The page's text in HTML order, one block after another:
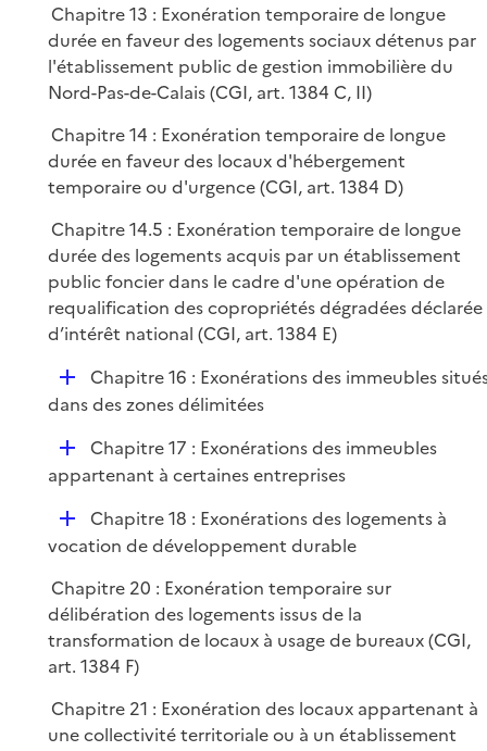
Chapitre 13 : Exonération temporaire de longue
durée en faveur des logements sociaux détenus par
l'établissement public de gestion immobilière du
Nord-Pas-de-Calais (CGI, art. 1384 C, II)
Chapitre 14 : Exonération temporaire de longue
durée en faveur des locaux d'hébergement
temporaire ou d'urgence (CGI, art. 1384 D)
Chapitre 14.5 : Exonération temporaire de longue
durée des logements acquis par un établissement
public foncier dans le cadre d'une opération de
requalification des copropriétés dégradées déclarée
d’intérêt national (CGI, art. 1384 E)
D
é
i
Chapitre 16 : Exonérations des immeubles
dans des zones délimitées
D
é
i
r
Chapitre 17 : Exonérations des immeubles
appartenant à certaines entreprises
D
é
l
i
e
r
Chapitre 18 : Exonérations des logements à
vocation de développement durable
Chapitre 20 : Exonération temporaire sur
délibération des logements issus de la
transformation de locaux à usage de bureaux (CGI,
art. 1384 F)
Chapitre 21 : Exonération des locaux appartenant à
une collectivité territoriale ou à un établissement